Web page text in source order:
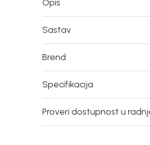
Opis
Sastav
Brend
Specifikacija
Proveri dostupnost u